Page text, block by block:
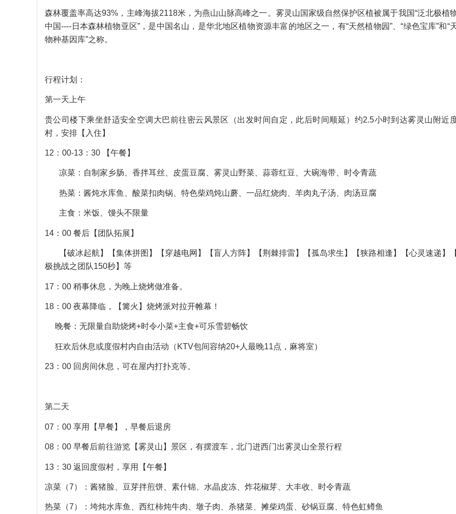
森林覆盖率高达93%，主峰海拔2118米，为燕山山脉高峰之一。雾灵山国家级自然保护区植被属于我国“泛北极植
中国----日本森林植物亚区”，是中国名山，是华北地区植物资源丰富的地区之一，有“天然植物园”、“绿色宝库”和“
物种基因库”之称。
行程计划：
第一天 上午
贵公司楼下乘坐舒适安全空调大巴前往密云风景区（出发时间自定，此后时间顺延）约2.5小时到达雾灵山附近
村，安排【入住】
12：00-13：30 【午餐】
凉菜：自制家乡肠、香拌耳丝、皮蛋豆腐、雾灵山野菜、蒜蓉红豆、 大碗海带、时令青蔬
热菜：酱炖水库鱼、酸菜扣肉锅、特色柴鸡炖山蘑、一品红烧肉、 羊肉丸子汤、肉汤豆腐
主食：米饭、馒头不限量
14：00 餐后【团队拓展】
【破冰起航】【集体拼图】【穿越电网】【盲人方阵】【荆棘排雷】【孤岛求生】【狭路相逢】【心灵速递】
极挑战之团队150秒】等
17：00 稍事休息，为晚上烧烤做准备。
18：00 夜幕降临，【篝火】烧烤派对拉开帷幕！
晚餐：无限量自助烧烤+时令小菜+主食+可乐雪碧畅饮
狂欢后休息或度假村内自由活动（KTV包间容纳20+人最晚11点，麻将室）
23：00 回房间休息，可在屋内打扑克等。
第二天
07：00 享用【早餐】，早餐后退房
08：00 早餐后前往游览【雾灵山】景区，有摆渡车，北门进西门出雾灵山全景行程
13：30 返回度假村，享用【午餐】
凉菜（7）：酱猪脸、豆芽拌煎饼、素什锦、水晶皮冻、炸花椒芽、大丰收、时令青蔬
热菜（7）：垮炖水库鱼、西红柿炖牛肉、墩子肉、杀猪菜、摊柴鸡蛋、砂锅豆腐、特色虹鳟鱼